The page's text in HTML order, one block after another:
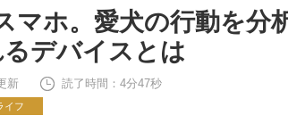
マホ。愛犬の行動を分
るデバイスとは
新 読了時間：4分47秒
イフ